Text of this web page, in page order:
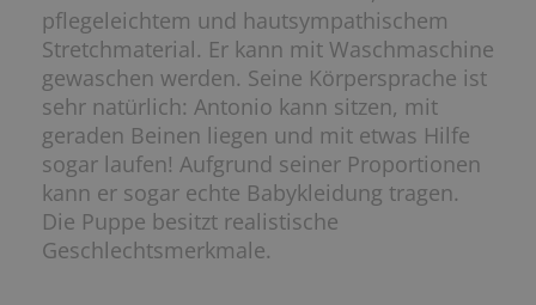
pflegeleichtem und hautsympathischem
Stretchmaterial. Er kann mit Waschmaschine
gewaschen werden. Seine Körpersprache ist
sehr natürlich: Antonio kann sitzen, mit
geraden Beinen liegen und mit etwas Hilfe
sogar laufen! Aufgrund seiner Proportionen
kann er sogar echte Babykleidung tragen.
Die Puppe besitzt realistische
Geschlechtsmerkmale.